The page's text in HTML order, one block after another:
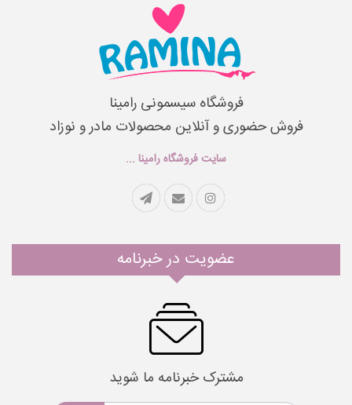
فروشگاه سیسمونی رامینا
فروش حضوری و آنلاین محصولات مادر و نوزاد
سایت فروشگاه رامینا ...
عضویت در خبرنامه
مشترک خبرنامه ما شوید